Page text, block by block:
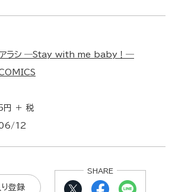
アラシ ―Stay with me baby！―
円 ＋ 税
12
登録
SHARE